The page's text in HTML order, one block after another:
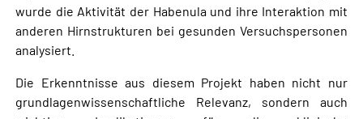
wurde die Aktivität der Habenula und ihre Interaktion mit
anderen Hirnstrukturen bei gesunden Versuchspersonen
analysiert.
Die Erkenntnisse aus diesem Projekt haben nicht nur
grundlagenwissenschaftliche Relevanz, sondern auch